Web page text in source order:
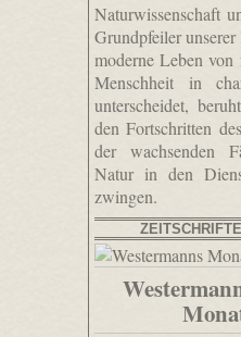
Naturwissenschaft
Grundpfeiler
moderne Leben
Menschheit in
unterscheidet,
den Fortschritten
der wachsenden
Natur in den
zwingen.